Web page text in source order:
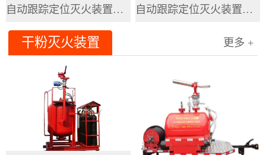
自动跟踪定位灭火装置（5L） 自动跟踪定位灭火装置（20升）
干粉灭火装置 更多 +